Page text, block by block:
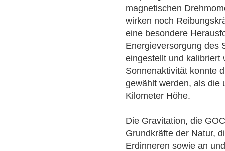
magnetischen
wirken noch
eine besondere
Energieversorgung des
eingestellt und kalibriert
Sonnenaktivität konnte
gewählt werden, als die
Kilometer Höhe.
Die Gravitation, die
Grundkräfte der Natur,
Erdinneren sowie an